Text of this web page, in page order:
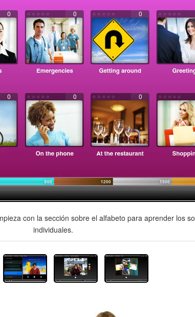
con la sección sobre el alfabeto para aprender los
individuales.